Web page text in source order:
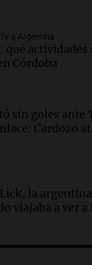
en Rosario
Rosario
Colombo,
“Las
contacto con
metros en
del Tigo
a Argentina
qué actividades
Córdoba
sin goles ante
Cardozo
la
viajaba a ver a